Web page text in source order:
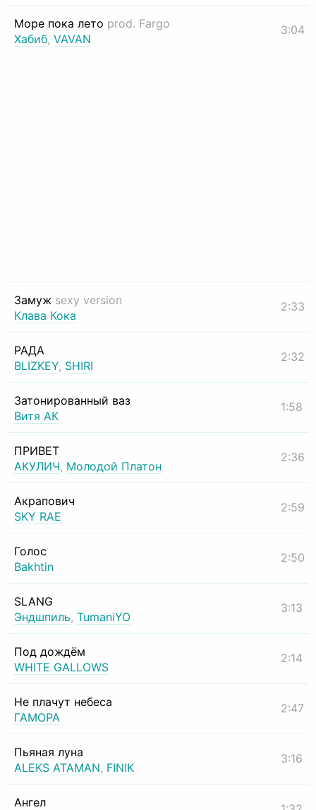
Море пока лето prod. Fargo
Хабиб, VAVAN
3:04
Замуж sexy version
Клава Кока
2:33
РАДА
BLIZKEY, SHIRI
2:32
Затонированный ваз
Витя АК
1:58
ПРИВЕТ
АКУЛИЧ, Молодой Платон
2:36
Акрапович
SKY RAE
2:59
Голос
Bakhtin
2:50
SLANG
Эндшпиль, TumaniYO
3:13
Под дождём
WHITE GALLOWS
2:14
Не плачут небеса
ГАМОРА
2:47
Пьяная луна
ALEKS ATAMAN, FINIK
3:16
Ангел